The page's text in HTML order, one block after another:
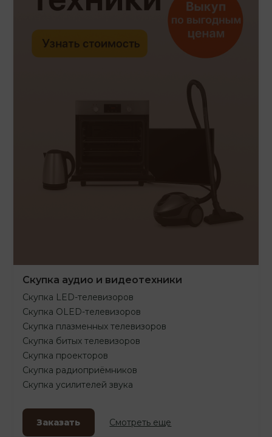
Скупка аудио и видеотехники
Скупка LED-телевизоров
Скупка OLED-телевизоров
Скупка плазменных телевизоров
Скупка битых телевизоров
Скупка проекторов
Скупка радиоприёмников
Скупка усилителей звука
Заказать Смотреть еще